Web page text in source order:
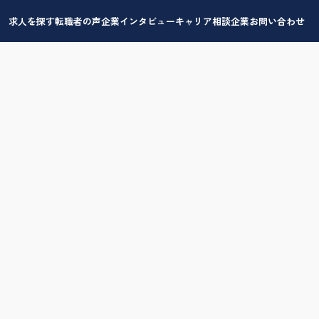
求人を探す転職者の声企業インタビューキャリア相談企業お問い合わせ